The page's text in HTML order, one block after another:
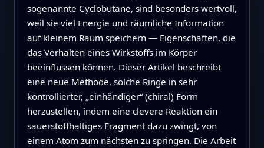
sogenannte Cyclobutane, sind besonders wertvoll,
weil sie viel Energie und räumliche Information
auf kleinem Raum speichern — Eigenschaften, die
das Verhalten eines Wirkstoffs im Körper
beeinflussen können. Dieser Artikel beschreibt
eine neue Methode, solche Ringe in sehr
kontrollierter, „einhändiger“ (chiral) Form
herzustellen, indem eine clevere Reaktion ein
sauerstoffhaltiges Fragment dazu zwingt, von
einem Atom zum nächsten zu springen. Die Arbeit